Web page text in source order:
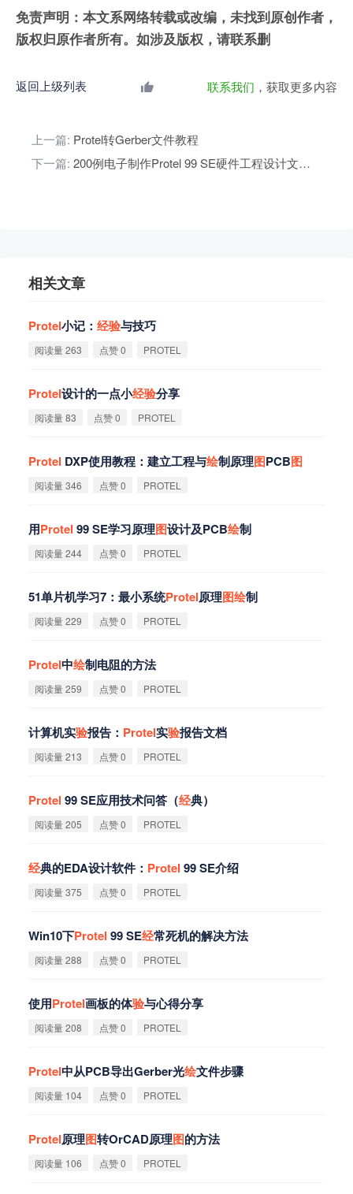
免责声明：本文系网络转载或改编，未找到原创作者，
版权归原作者所有。如涉及版权，请联系删
返回上级列表 联系我们 ，获取更多内容
上一篇: Protel转Gerber文件教程
下一篇:
200例电子制作Protel 99 SE硬件工程设计文件（原理图+PCB）
相关文章
Protel小记： 经验与技巧
阅读量 263 点赞 0 PROTEL
Protel设计的一点小经验分享
阅读量 83 点赞 0 PROTEL
Protel DXP使用教程：建立工程与绘制原理图PCB图
阅读量 346 点赞 0 PROTEL
用Protel 99 SE学习原理图设计及PCB绘制
阅读量 244 点赞 0 PROTEL
51单片机学习7：最小系统Protel原理图绘制
阅读量 229 点赞 0 PROTEL
Protel中绘制电阻的方法
阅读量 259 点赞 0 PROTEL
计算机实验报告： Protel实验报告文档
阅读量 213 点赞 0 PROTEL
Protel 99 SE应用技术问答（经典）
阅读量 205 点赞 0 PROTEL
经典的EDA设计软件： Protel 99 SE介绍
阅读量 375 点赞 0 PROTEL
Win10下Protel 99 SE经常死机的解决方法
阅读量 288 点赞 0 PROTEL
使用Protel画板的体验与心得分享
阅读量 208 点赞 0 PROTEL
Protel中从PCB导出Gerber光绘文件步骤
阅读量 104 点赞 0 PROTEL
Protel原理图转OrCAD原理图的方法
阅读量 106 点赞 0 PROTEL